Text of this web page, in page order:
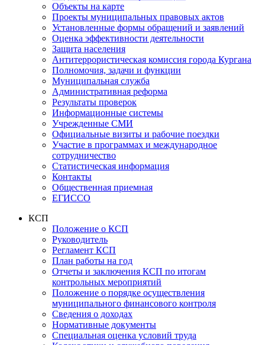
Объекты на карте
Проекты муниципальных правовых актов
Установленные формы обращений и заявлений
Оценка эффективности деятельности
Защита населения
Антитеррористическая комиссия города Кургана
Полномочия, задачи и функции
Муниципальная служба
Административная реформа
Результаты проверок
Информационные системы
Учрежденные СМИ
Официальные визиты и рабочие поездки
Участие в программах и международное
сотрудничество
Статистическая информация
Контакты
Общественная приемная
ЕГИССО
КСП
Положение о КСП
Руководитель
Регламент КСП
План работы на год
Отчеты и заключения КСП по итогам
контрольных мероприятий
Положение о порядке осуществления
муниципального финансового контроля
Сведения о доходах
Нормативные документы
Специальная оценка условий труда